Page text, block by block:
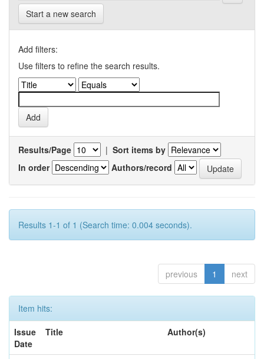
Start a new search
Add filters:
Use filters to refine the search results.
Results/Page | Sort items by
In order
Authors/record
Results 1-1 of 1 (Search time: 0.004 seconds).
previous 1 next
Item hits:
Issue
Date
Title Author(s)